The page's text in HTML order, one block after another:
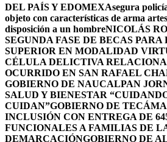
DEL PAÍS Y EDOMEXAsegura
objeto con características de arma
disposición a un hombreNICOLÁS
SEGUNDA FASE DE BECAS
SUPERIOR EN MODALIDAD
CÉLULA DELICTIVA
OCURRIDO EN SAN RAFAEL
GOBIERNO DE NAUCALPAN
SALUD Y BIENESTAR
CUIDAN”GOBIERNO DE
INCLUSIÓN CON ENTREGA DE
FUNCIONALES A FAMILIAS DE
DEMARCACIÓNGOBIERNO DE